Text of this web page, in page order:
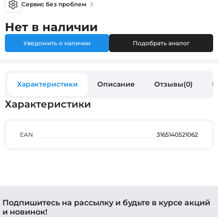
Сервис без проблем
Нет в наличии
Уведомить о наличии Подобрать аналог
Характеристики Описание Отзывы(0)
Характеристики
EAN 3165140521062
Подпишитесь на рассылку и будьте в курсе акций
и новинок!